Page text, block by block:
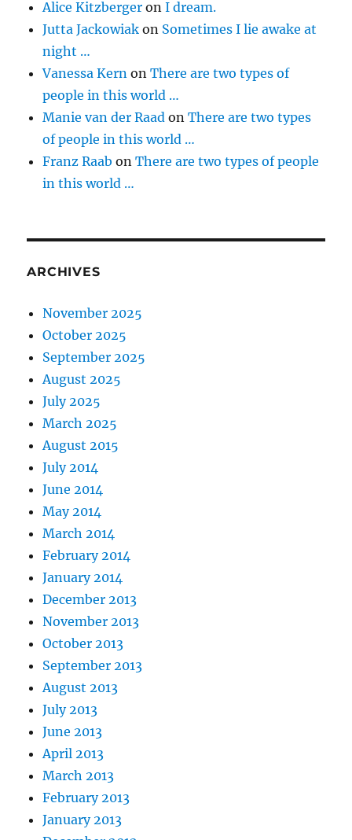
Alice Kitzberger onI dream.
Jutta Jackowiak on Sometimes I lie awake at
night …
Vanessa Kern onThere are two types of
people in this world …
Manie van der Raad onThere are two types
of people in this world …
Franz Raab onThere are two types of people
in this world …
ARCHIVES
November 2025
October 2025
September 2025
August 2025
July 2025
March 2025
August 2015
July 2014
June 2014
May 2014
March 2014
February 2014
January 2014
December 2013
November 2013
October 2013
September 2013
August 2013
July 2013
June 2013
April 2013
March 2013
February 2013
January 2013